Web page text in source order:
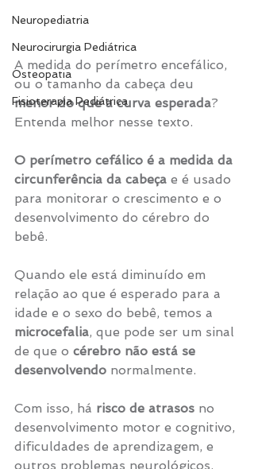
Neuropediatria
Neurocirurgia Pediátrica
Osteopatia
Fisioterapia Pediátrica
A medida do perímetro encefálico,
ou o tamanho da cabeça deu
menor do que a curva esperada?
Entenda melhor nesse texto.
O perímetro cefálico é a medida da
circunferência da cabeça e é usado
para monitorar o crescimento e o
desenvolvimento do cérebro do
bebê.
Quando ele está diminuído em
relação ao que é esperado para a
idade e o sexo do bebê, temos a
microcefalia, que pode ser um sinal
de que o cérebro não está se
desenvolvendo normalmente.
Com isso, há risco de atrasos no
desenvolvimento motor e cognitivo,
dificuldades de aprendizagem, e
outros problemas neurológicos.